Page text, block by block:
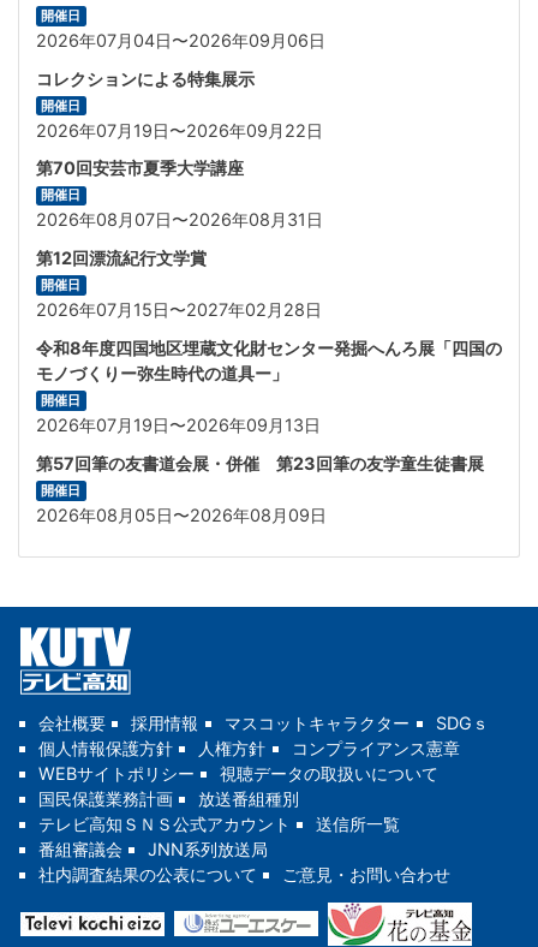
開催日
2026年07月04日〜2026年09月06日
コレクションによる特集展示
開催日
2026年07月19日〜2026年09月22日
第70回安芸市夏季大学講座
開催日
2026年08月07日〜2026年08月31日
第12回漂流紀行文学賞
開催日
2026年07月15日〜2027年02月28日
令和8年度四国地区埋蔵文化財センター発掘へんろ展「四国の
モノづくりー弥生時代の道具ー」
開催日
2026年07月19日〜2026年09月13日
第57回筆の友書道会展・併催 第23回筆の友学童生徒書展
開催日
2026年08月05日〜2026年08月09日
会社概要 採用情報 マスコットキャラクター
SDGｓ
個人情報保護方針
人権方針
コンプライアンス憲章
WEBサイトポリシー
視聴データの取扱いについて
国民保護業務計画
放送番組種別
テレビ高知ＳＮＳ公式アカウント
送信所一覧
番組審議会
JNN系列放送局
社内調査結果の公表について
ご意見・お問い合わせ